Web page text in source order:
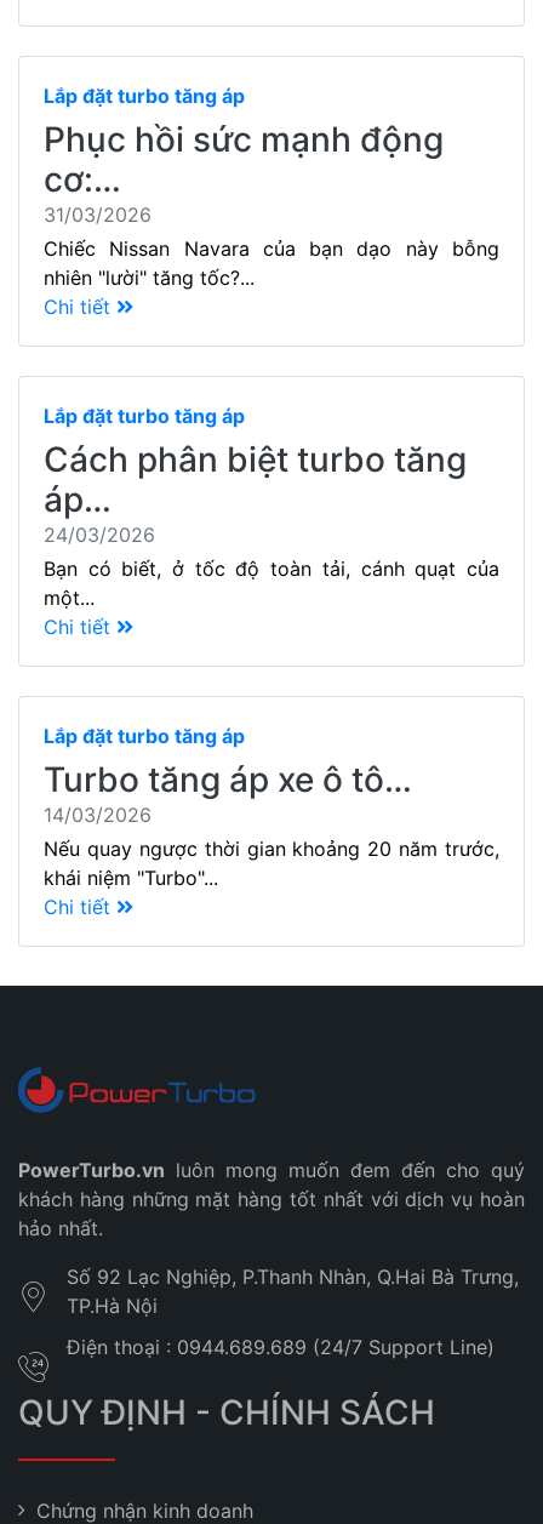
Lắp đặt turbo tăng áp
Phục hồi sức mạnh động
cơ:…
31/03/2026
Chiếc Nissan Navara của bạn dạo này bỗng
nhiên "lười" tăng tốc?...
Chi tiết
Lắp đặt turbo tăng áp
Cách phân biệt turbo tăng
áp…
24/03/2026
Bạn có biết, ở tốc độ toàn tải, cánh quạt của
một...
Chi tiết
Lắp đặt turbo tăng áp
Turbo tăng áp xe ô tô…
14/03/2026
Nếu quay ngược thời gian khoảng 20 năm trước,
khái niệm "Turbo"...
Chi tiết
PowerTurbo.vn luôn mong muốn đem đến cho quý
khách hàng những mặt hàng tốt nhất với dịch vụ hoàn
hảo nhất.
Số 92 Lạc Nghiệp, P.Thanh Nhàn, Q.Hai Bà Trưng,
TP.Hà Nội
Điện thoại : 0944.689.689 (24/7 Support Line)
QUY ĐỊNH - CHÍNH SÁCH
Chứng nhận kinh doanh